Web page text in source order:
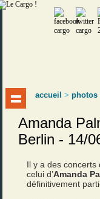
accueil >photos
Amanda
Berlin - 14/
Il y a des concerts
celui d’Amanda
définitivement